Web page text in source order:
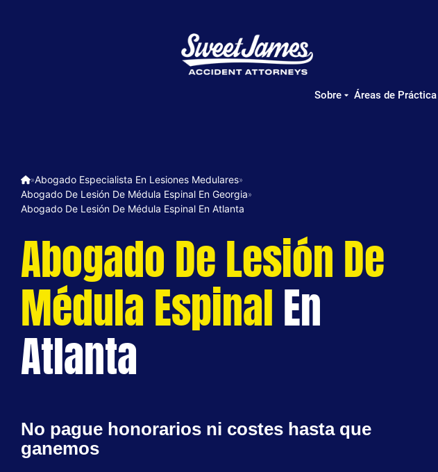
Sobre Áreas de Práctica
»Abogado Especialista En Lesiones Medulares»
Abogado De Lesión De Médula Espinal En Georgia»
Abogado De Lesión De Médula Espinal En Atlanta
Abogado De Lesión De
Médula EspinalEn
Atlanta
No pague honorarios ni costes hasta que
ganemos